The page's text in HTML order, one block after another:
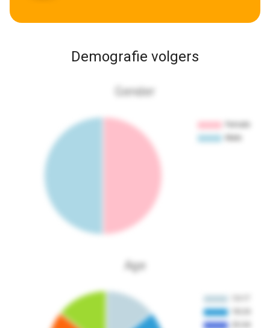
Demografie volgers
Gender
Age